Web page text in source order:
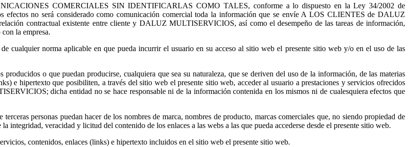
COMERCIALES SIN IDENTIFICARLAS COMO TALES, conforme a lo dispuesto en la Ley 34/2002 de
efectos no será considerado como comunicación comercial toda la información que se envíe A LOS CLIENTES de DALUZ
contractual existente entre cliente y DALUZ MULTISERVICIOS, así como el desempeño de las tareas de información,
la empresa.
norma aplicable en que pueda incurrir el usuario en su acceso al sitio web el presente sitio web y/o en el uso de las
o que puedan producirse, cualquiera que sea su naturaleza, que se deriven del uso de la información, de las materias
e hipertexto que posibiliten, a través del sitio web el presente sitio web, acceder al usuario a prestaciones y servicios ofrecidos
dicha entidad no se hace responsable ni de la información contenida en los mismos ni de cualesquiera efectos que
personas puedan hacer de los nombres de marca, nombres de producto, marcas comerciales que, no siendo propiedad de
integridad, veracidad y licitud del contenido de los enlaces a las webs a las que pueda accederse desde el presente sitio web.
contenidos, enlaces (links) e hipertexto incluidos en el sitio web el presente sitio web.